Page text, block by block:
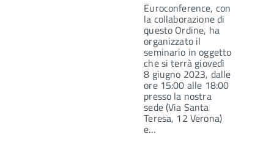
Euroconference, con
la collaborazione di
questo Ordine, ha
organizzato il
seminario in oggetto
che si terrà giovedì
8 giugno 2023, dalle
ore 15:00 alle 18:00
presso la nostra
sede (Via Santa
Teresa, 12 Verona)
e…